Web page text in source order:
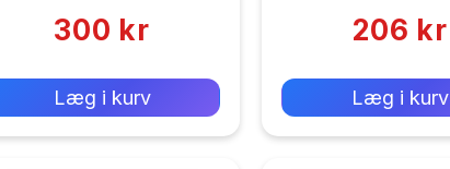
300 kr
Læg i kurv
206 kr
Læg i kurv